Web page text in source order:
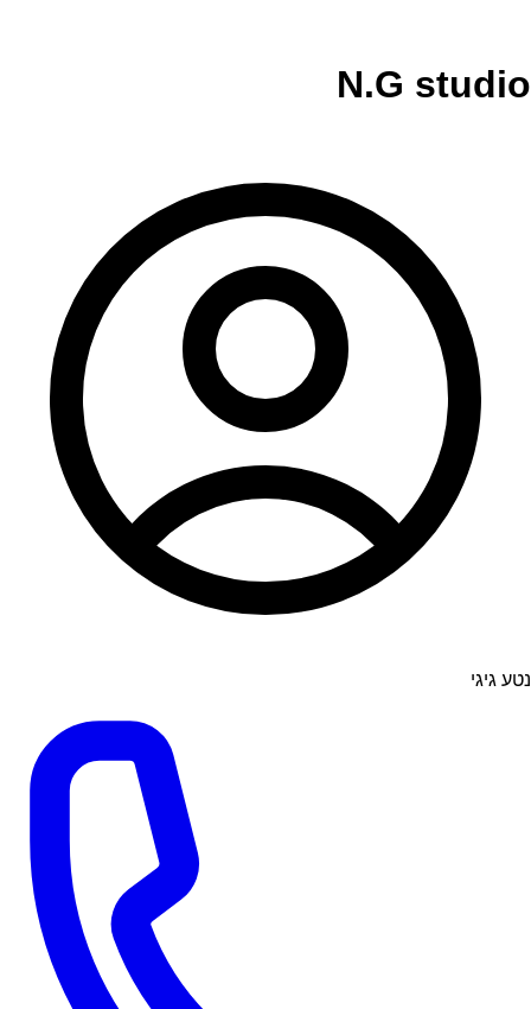
N.G studio
נטע גיגי